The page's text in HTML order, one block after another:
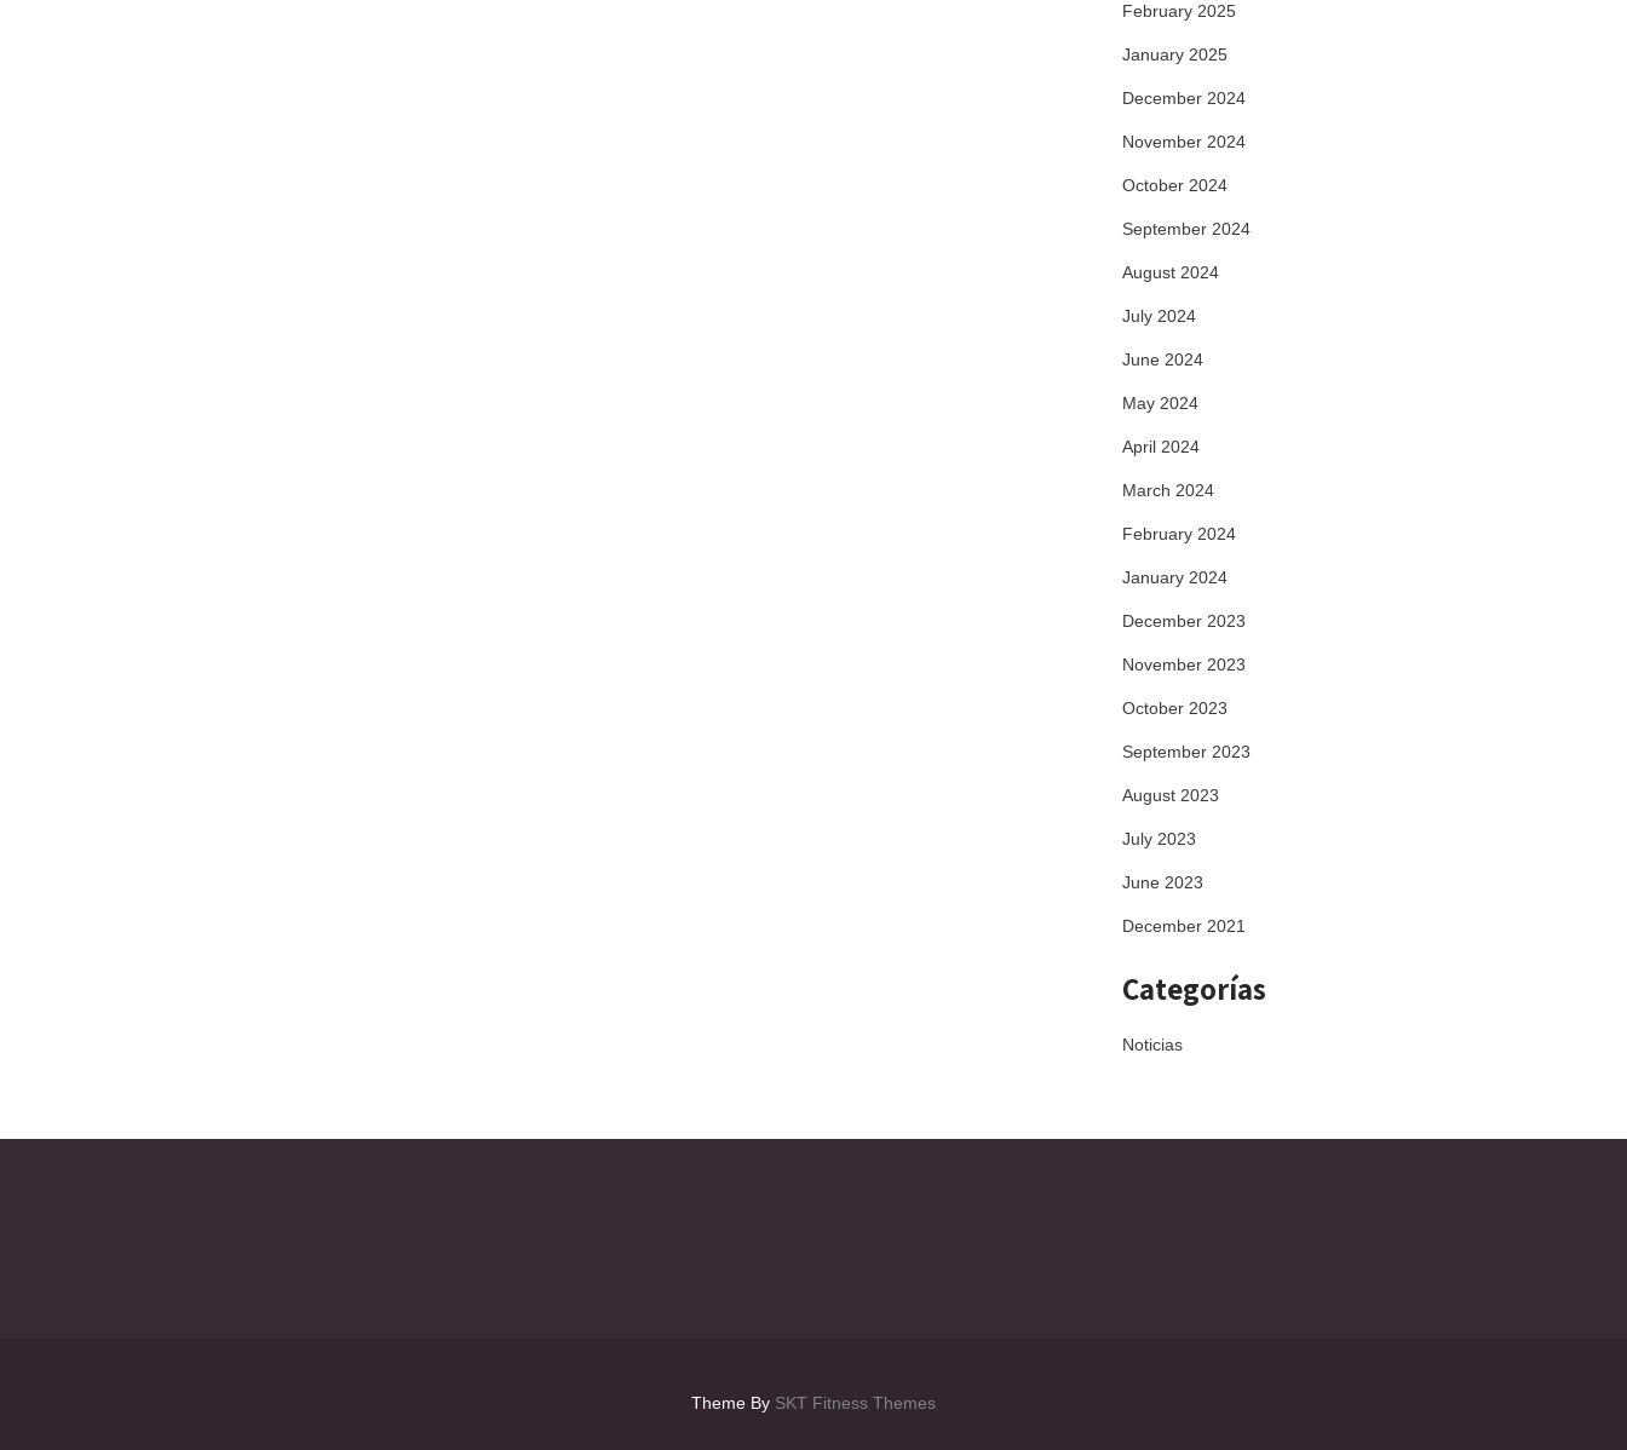
February 2025
January 2025
December 2024
November 2024
October 2024
September 2024
August 2024
July 2024
June 2024
May 2024
April 2024
March 2024
February 2024
January 2024
December 2023
November 2023
October 2023
September 2023
August 2023
July 2023
June 2023
December 2021
Categorías
Noticias
Theme By SKT Fitness Themes